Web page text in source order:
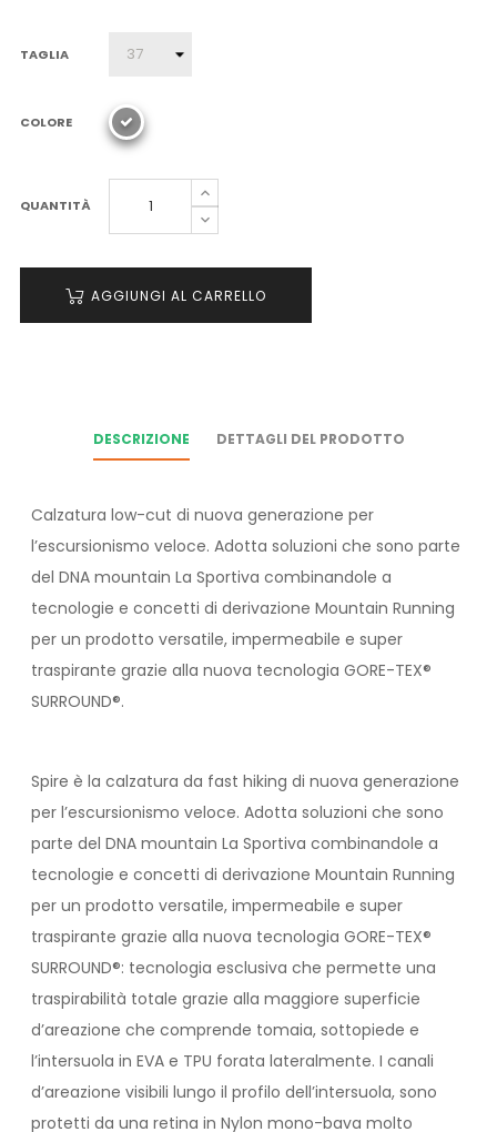
TAGLIA
COLORE
QUANTITÀ
AGGIUNGI AL CARRELLO
DESCRIZIONE DETTAGLI DEL PRODOTTO
Calzatura low-cut di nuova generazione per
l’escursionismo veloce. Adotta soluzioni che sono parte
del DNA mountain La Sportiva combinandole a
tecnologie e concetti di derivazione Mountain Running
per un prodotto versatile, impermeabile e super
traspirante grazie alla nuova tecnologia GORE-TEX®
SURROUND®.
Spire è la calzatura da fast hiking di nuova generazione
per l’escursionismo veloce. Adotta soluzioni che sono
parte del DNA mountain La Sportiva combinandole a
tecnologie e concetti di derivazione Mountain Running
per un prodotto versatile, impermeabile e super
traspirante grazie alla nuova tecnologia GORE-TEX®
SURROUND®: tecnologia esclusiva che permette una
traspirabilità totale grazie alla maggiore superficie
d’areazione che comprende tomaia, sottopiede e
l’intersuola in EVA e TPU forata lateralmente. I canali
d’areazione visibili lungo il profilo dell’intersuola, sono
protetti da una retina in Nylon mono-bava molto